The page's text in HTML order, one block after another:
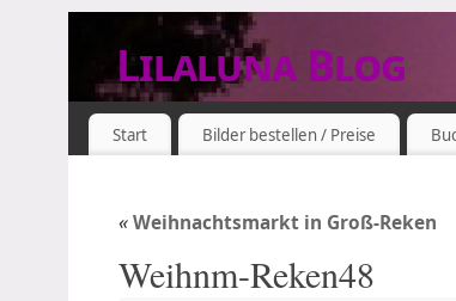
Lilaluna Blog
DAS JETZT IST SCHON VERGANGENHEIT
Start Bilder bestellen / Preise
«Weihnachtsmarkt in Groß-Reken
Weihnm-Reken48